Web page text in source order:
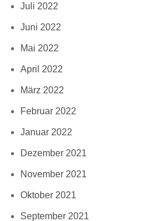
Juli 2022
Juni 2022
Mai 2022
April 2022
März 2022
Februar 2022
Januar 2022
Dezember 2021
November 2021
Oktober 2021
September 2021